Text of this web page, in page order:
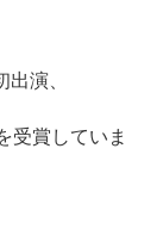
演、
受賞していま